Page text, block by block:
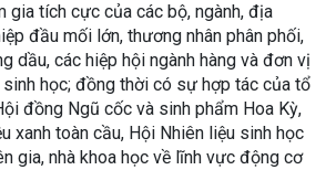
gia tích cực của các bộ, ngành, địa
đầu mối lớn, thương nhân phân phối,
dầu, các hiệp hội ngành hàng và đơn vị
học; đồng thời có sự hợp tác của tổ
đồng Ngũ cốc và sinh phẩm Hoa Kỳ,
xanh toàn cầu, Hội Nhiên liệu sinh học
gia, nhà khoa học về lĩnh vực động cơ